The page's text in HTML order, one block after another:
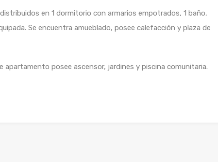
en 1 dormitorio con armarios empotrados, 1 baño,
Se encuentra amueblado, posee calefacción y plaza de
posee ascensor, jardines y piscina comunitaria.